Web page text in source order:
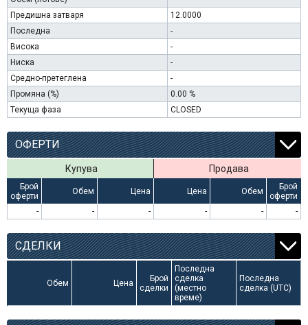
Предишна затваря
12.0000
Последна
-
Висока
-
Ниска
-
Средно-претеглена
-
Промяна (%)
0.00 %
Текуща фаза
CLOSED
ОФЕРТИ
Купува Продава
Брой
оферти
Обем Цена Цена Обем
Брой
оферти
-
- - - - -
СДЕЛКИ
Обем Цена
Брой
сделки
Последна
сделка
(местно
време)
Последна
сделка (UTC)